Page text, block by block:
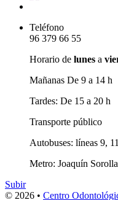
Teléfono
96 379 66 55
Horario de lunes a
Mañanas De 9 a 14 h
Tardes: De 15 a 20 h
Transporte público
Autobuses: líneas 9,
Metro: Joaquín
Subir
© 2026 • Centro